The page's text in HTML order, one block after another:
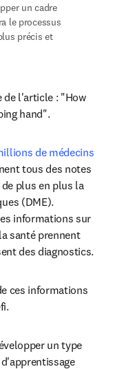
un cadre
le processus
précis et
l'article : "How
hand".
de médecins
tab/window
tous des notes
plus en plus la
(DME).
informations sur
santé prennent
des diagnostics.
ces informations
un type